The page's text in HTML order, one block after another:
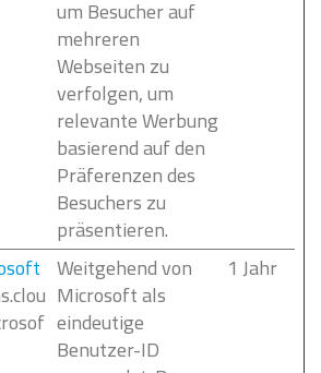
um Besucher auf
mehreren
Webseiten zu
verfolgen, um
relevante Werbung
basierend auf den
Präferenzen des
Besuchers zu
präsentieren.
Weitgehend von
Microsoft als
eindeutige
Benutzer-ID
1 Jahr